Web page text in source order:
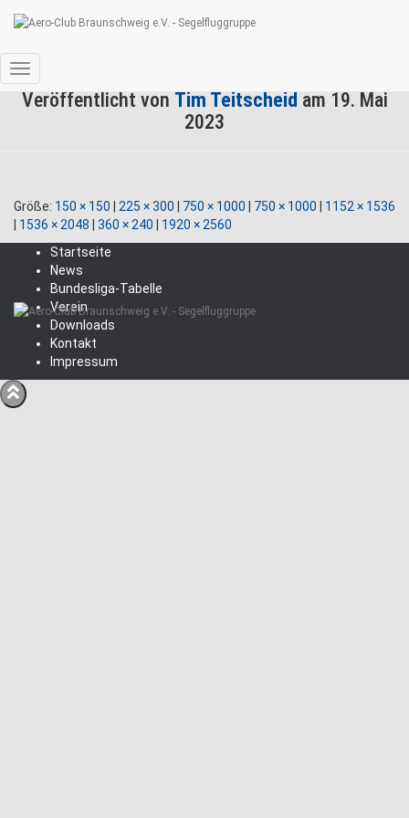
Navigation
umschalten
Veröffentlicht von Tim Teitscheid am 19. Mai
2023
Größe: 150 × 150 225 × 300 750 × 1000 750 × 1000
1152 × 1536
1536 × 2048 360 × 240
1920 × 2560
Startseite
News
Bundesliga-Tabelle
Verein
Downloads
Kontakt
Impressum